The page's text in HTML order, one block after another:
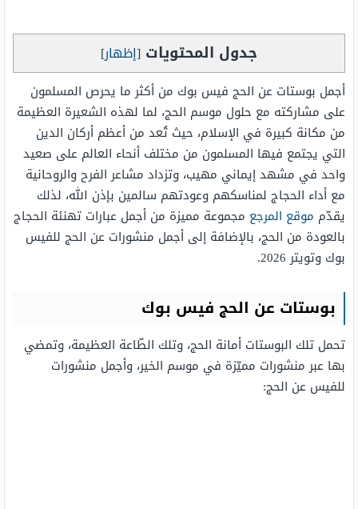
جدول المحتويات [إظهار]
أجمل بوستات عن الحج فيس بوك من أكثر ما يحرص المسلمون
على مشاركته مع حلول موسم الحج، لما لهذه الشعيرة العظيمة
من مكانة كبيرة في الإسلام، حيث تُعد من أعظم أركان الدين
التي يجتمع فيها المسلمون من مختلف أنحاء العالم على صعيد
واحد في مشهد إيماني مهيب، وتزداد مشاعر الفرح والروحانية
مع أداء الحجاج لمناسكهم وعودتهم سالمين بإذن الله، لذلك
يقدّم موقع المرجع مجموعة مميزة من أجمل عبارات تهنئة الحجاج
بالعودة من الحج، بالإضافة إلى أجمل منشورات عن الحج للفيس
بوك وتويتر 2026.
بوستات عن الحج فيس بوك
تحمل تلك البوستات أمانة الحج، وتلك الطّاعة العظيمة، وتمضي
بها عبر منشورات مميّزة في موسم الخير، وأجمل منشورات
للفيس عن الحج: